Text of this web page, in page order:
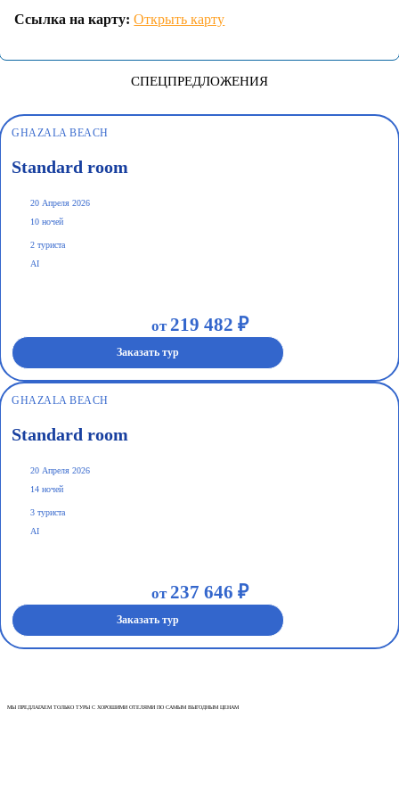
Ссылка на карту: Открыть карту
СПЕЦПРЕДЛОЖЕНИЯ
GHAZALA BEACH
Standard room
20 Апреля 2026
10 ночей
2 туриста
AI
от219 482 ₽
Заказать тур
GHAZALA BEACH
Standard room
20 Апреля 2026
14 ночей
3 туриста
AI
от237 646 ₽
Заказать тур
МЫ ПРЕДЛАГАЕМ ТОЛЬКО ТУРЫ С ХОРОШИМИ ОТЕЛЯМИ ПО САМЫМ ВЫГОДНЫМ ЦЕНАМ